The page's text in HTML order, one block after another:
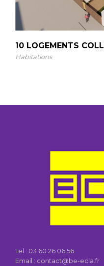
10 LOGEMENTS
Habitations
Tel : 03 60 26 06 56
Email : contact@be-ecla.fr